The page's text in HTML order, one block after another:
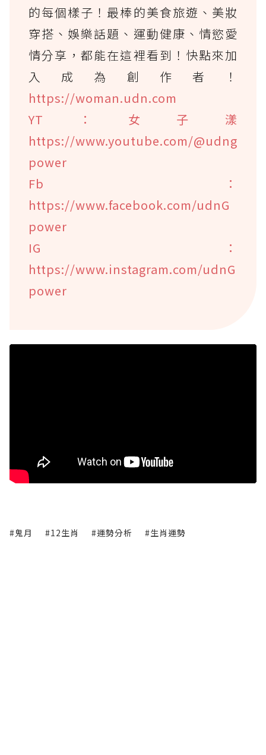
的每個樣子！最棒的美食旅遊、美妝
穿搭、娛樂話題、運動健康、情慾愛
情分享，都能在這裡看到！快點來加
入成為創作者！
https://woman.udn.com
YT：女子漾
https://www.youtube.com/@udng
power
Fb：
https://www.facebook.com/udnG
power
IG：
https://www.instagram.com/udnG
power
#鬼月 #12生肖 #運勢分析 #生肖運勢